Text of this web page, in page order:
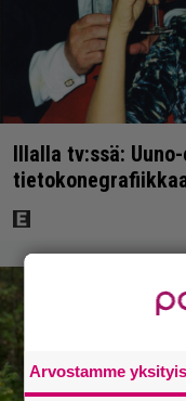
Illalla tv:ssä:
Arvostamme